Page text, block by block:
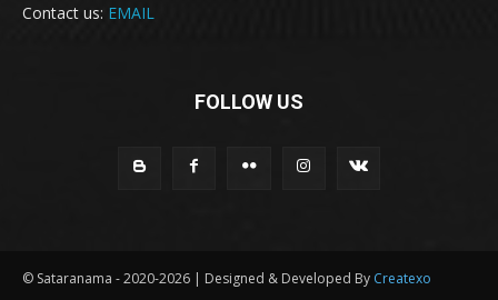
Contact us: EMAIL
FOLLOW US
© Sataranama - 2020-2026 | Designed & Developed By Createxo